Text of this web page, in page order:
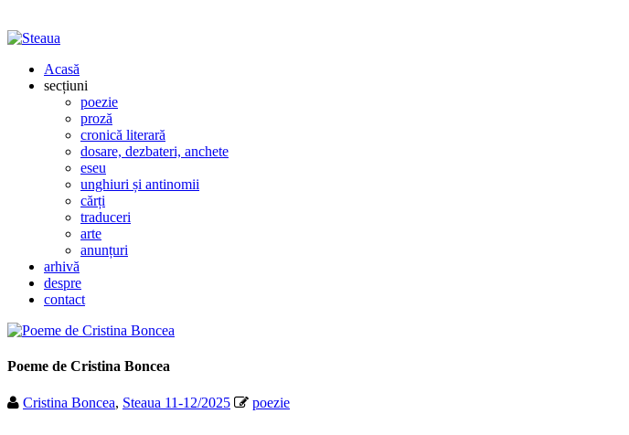
Acasă
secțiuni
poezie
proză
cronică literară
dosare, dezbateri, anchete
eseu
unghiuri și antinomii
cărți
traduceri
arte
anunțuri
arhivă
despre
contact
Poeme de Cristina Boncea
Cristina Boncea, Steaua 11-12/2025 poezie